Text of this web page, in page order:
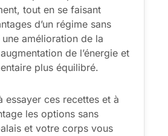
tout en se faisant
d’un régime sans
amélioration de la
de l’énergie et
plus équilibré.
essayer ces recettes et à
les options sans
et votre corps vous